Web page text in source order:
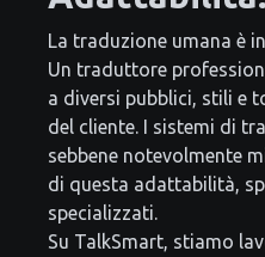
La traduzione umana è
Un traduttore
a diversi pubblici, stili e
del cliente. I sistemi di
sebbene notevolmente
di questa adattabilità,
specializzati.
Su TalkSmart, stiamo